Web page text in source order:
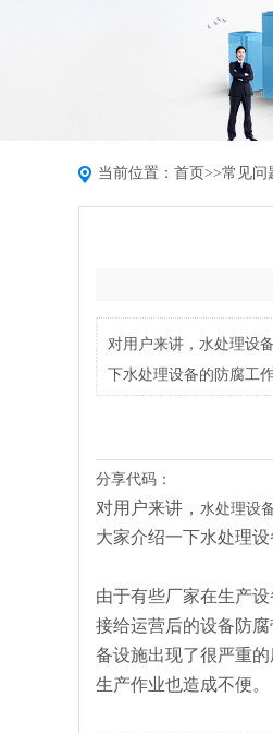
当前位置： 首页>>常见问
对用户来讲，水处理设
下水处理设备的防腐工
分享代码：
对用户来讲， 水处理设
大家介绍一下水处理
由于有些厂家在生产
接给运营后的设备防
备设施出现了很严重
生产作业也造成不便。